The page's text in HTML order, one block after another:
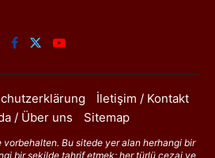
İletişim / Kontakt
/ Über uns
Sitemap
Bu sitede yer alan herhangi bir
bir şekilde tahrif etmek; her türlü cezai ve